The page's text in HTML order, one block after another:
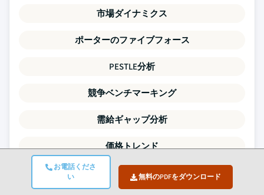
お電話くださ
い
無料のPDFをダウンロード
市場ダイナミクス
ポーターのファイブフォース
PESTLE分析
競争ベンチマーキング
需給ギャップ分析
価格トレンド
SWOT分析